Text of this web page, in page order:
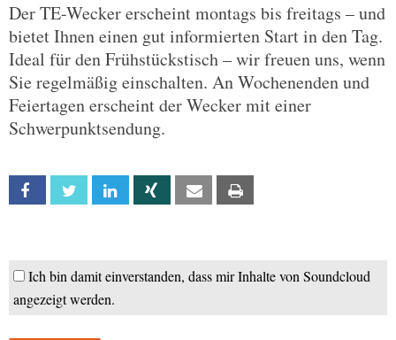
Der TE-Wecker erscheint montags bis freitags – und
bietet Ihnen einen gut informierten Start in den Tag.
Ideal für den Frühstückstisch – wir freuen uns, wenn
Sie regelmäßig einschalten. An Wochenenden und
Feiertagen erscheint der Wecker mit einer
Schwerpunktsendung.
Facebook Twitter Linkedin Xing Email
Ich bin damit einverstanden, dass mir Inhalte von Soundcloud
angezeigt werden.